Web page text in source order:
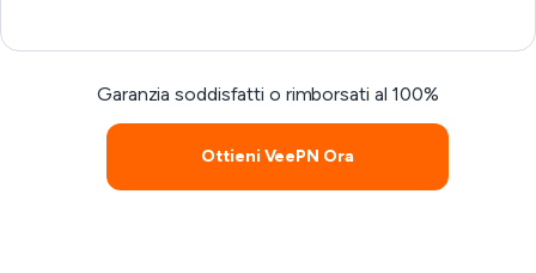
Garanzia soddisfatti o rimborsati al 100%
Ottieni VeePN Ora